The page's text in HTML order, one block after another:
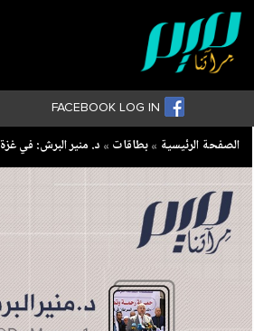
FACEBOOK LOG IN
Breadcrumb
الصفحة الرئيسية بطاقات ‏د. منير البرش: في غزة